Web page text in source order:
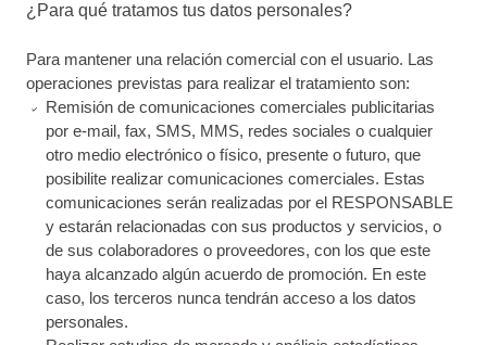
¿Para qué tratamos tus datos personales?
Para mantener una relación comercial con el usuario. Las
operaciones previstas para realizar el tratamiento son:
Remisión de comunicaciones comerciales publicitarias
por e-mail, fax, SMS, MMS, redes sociales o cualquier
otro medio electrónico o físico, presente o futuro, que
posibilite realizar comunicaciones comerciales. Estas
comunicaciones serán realizadas por el RESPONSABLE
y estarán relacionadas con sus productos y servicios, o
de sus colaboradores o proveedores, con los que este
haya alcanzado algún acuerdo de promoción. En este
caso, los terceros nunca tendrán acceso a los datos
personales.